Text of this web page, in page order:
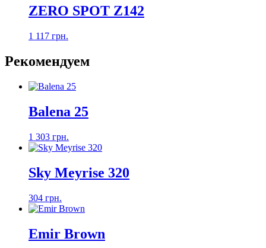
ZERO SPOT Z142
1 117 грн.
Рекомендуем
Balena 25
1 303 грн.
Sky Meyrise 320
304 грн.
Emir Brown